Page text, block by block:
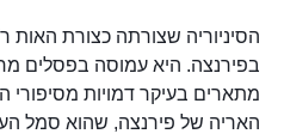
הסיניוריה שצורתה כצורת האות
בפירנצה. היא עמוסה בפסלים
מתארים בעיקר דמויות מסיפורי
האריה של פירנצה, שהוא סמל